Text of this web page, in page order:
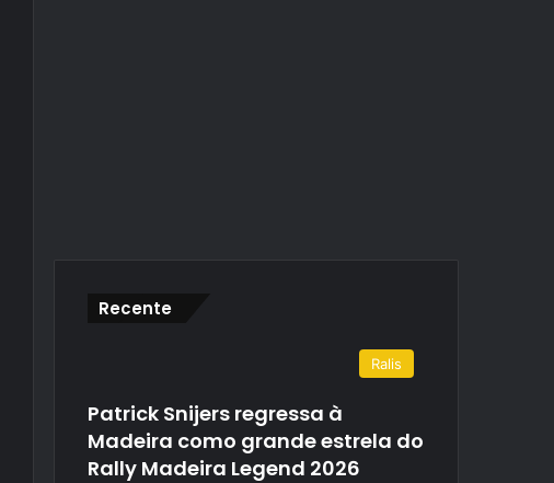
Recente
Ralis
Patrick Snijers regressa à
Madeira como grande estrela do
Rally Madeira Legend 2026